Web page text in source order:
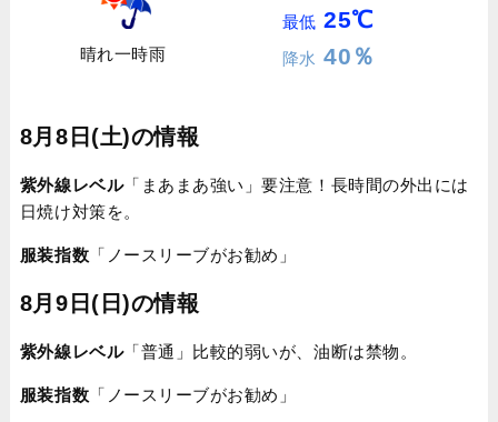
晴れ一時雨
最低 25℃
降水 40％
8月8日(土)の情報
紫外線レベル「まあまあ強い」要注意！長時間の外出には
日焼け対策を。
服装指数 「ノースリーブがお勧め」
8月9日(日)の情報
紫外線レベル「普通」比較的弱いが、油断は禁物。
服装指数 「ノースリーブがお勧め」